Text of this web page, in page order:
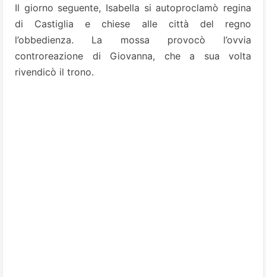
Il giorno seguente, Isabella si autoproclamò regina
di Castiglia e chiese alle città del regno
l’obbedienza. La mossa provocò l’ovvia
controreazione di Giovanna, che a sua volta
rivendicò il trono.